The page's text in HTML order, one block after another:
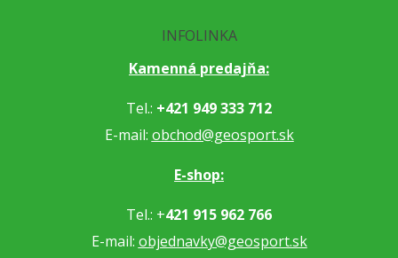
INFOLINKA
Kamenná predajňa:
Tel.: +421 949 333 712
E-mail: obchod@geosport.sk
E-shop:
Tel.: +421 915 962 766
E-mail: objednavky@geosport.sk